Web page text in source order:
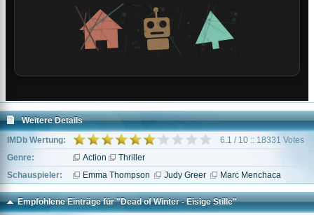
Weitere Details
IMDb Wertung:
6.1 / 10 :: 18331 Votes
Genre:
Action
Thriller
Schauspieler:
Emma Thompson Judy Greer Marc Menchaca
Empfohlene Einträge für "Dead of Winter - Eisige Stille"